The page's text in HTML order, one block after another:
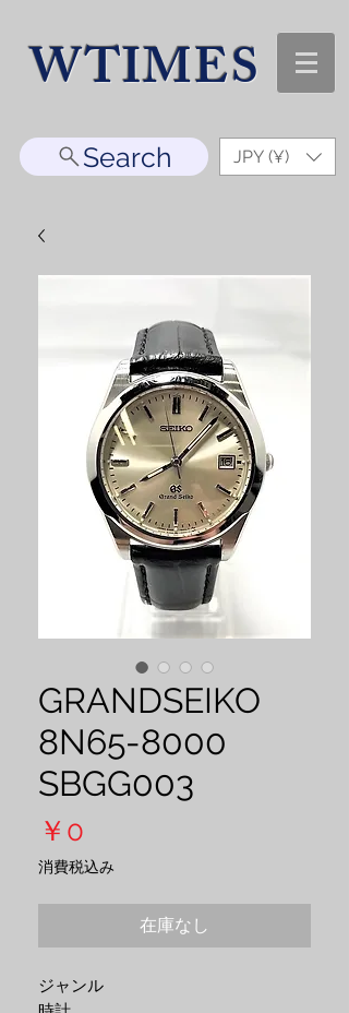
WTIMES
Search JPY (¥)
GRANDSEIKO
8N65-8000
SBGG003
￥0
格
消費税込み
在庫なし
ジャンル